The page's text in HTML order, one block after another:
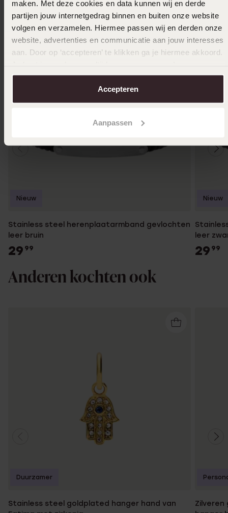
maken. Met deze cookies en data kunnen wij en derde
partijen jouw internetgedrag binnen en buiten onze website
volgen en verzamelen. Hiermee passen wij en derden onze
website, advertenties en communicatie aan jouw interesses
aan. Door op ‘accepteren’ te klikken ga je hiermee akkoord.
over in onscookiebeleid.
Accepteren
Aanpassen
Stainless steel herenplaatarmband gevlochten
leer bruin
29 99
Nieuw
leer
29 99
Nieuw
Anderen kochten ook
Stainless steel goldplated hanger hand van
Duurzamer